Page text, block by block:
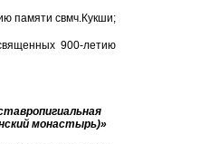
памяти свмч.Кукши;
900-летию
монастырь)»